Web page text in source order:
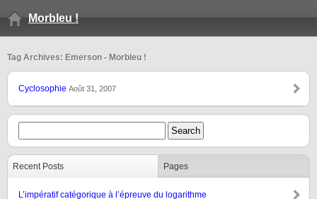
Morbleu !
Tag Archives: Emerson - Morbleu !
Cyclosophie Août 31, 2007
Recent Posts Pages
L’impératif catégorique à l’épreuve du logarithme